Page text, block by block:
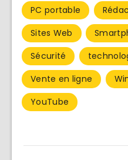
PC portable
Sites Web
Sécurité
Vente en ligne
YouTube